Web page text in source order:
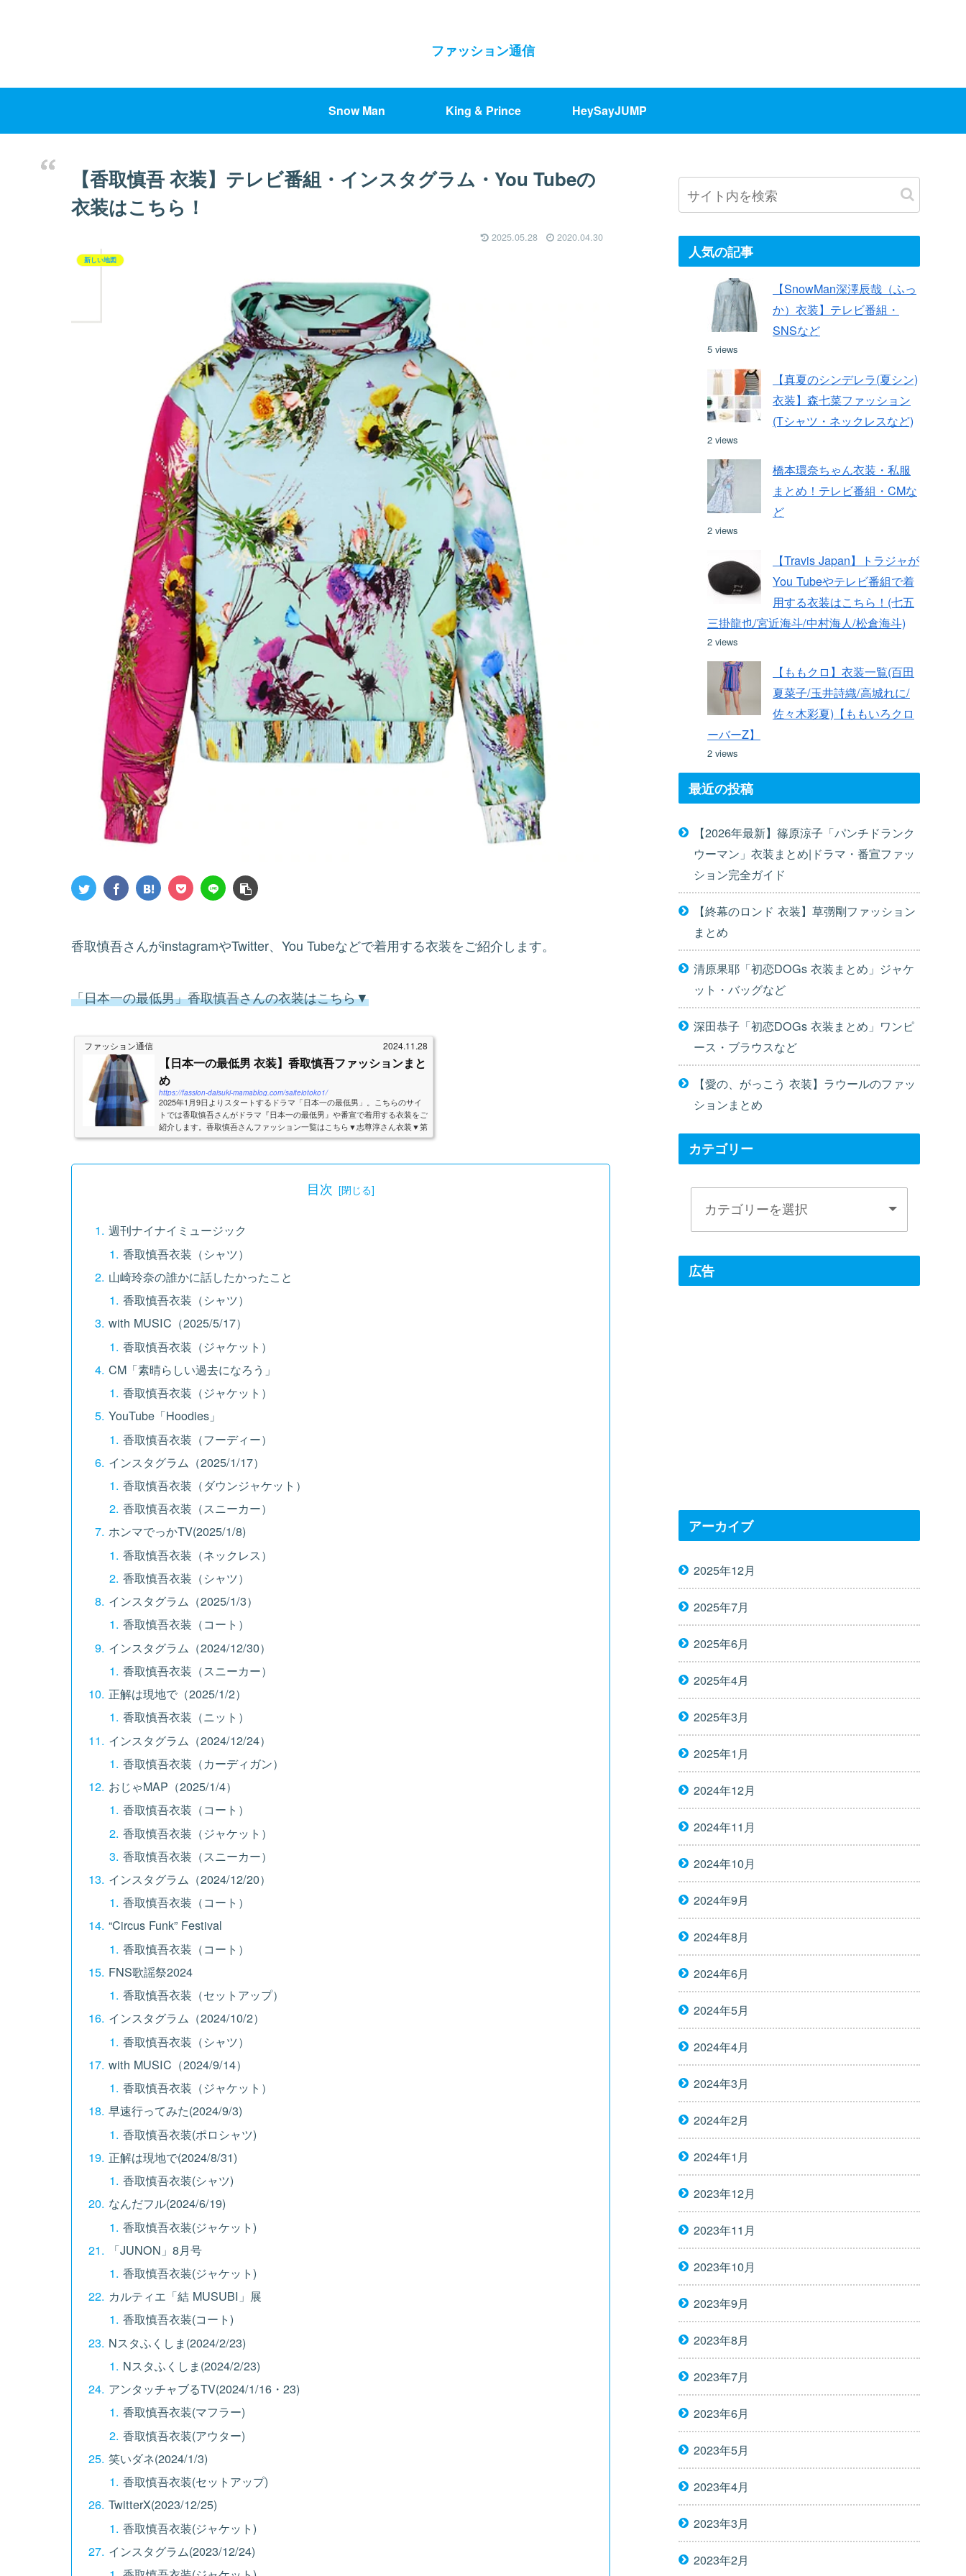
ファッション通信
Snow Man King & Prince HeySayJUMP
【香取慎吾 衣装】テレビ番組・インスタグラム・You Tubeの
衣装はこちら！
2025.05.28 2020.04.30
新しい地図
香取慎吾さんがinstagramやTwitter、You Tubeなどで着用する衣装をご紹介します。
「日本一の最低男」香取慎吾さんの衣装はこちら▼
ファッション通信 2024.11.28
【日本一の最低男 衣装】香取慎吾ファッションまと
め
https://fassion-daisuki-mamablog.com/saiteiotoko1/
2025年1月9日よりスタートするドラマ「日本一の最低男」。こちらのサイ
トでは香取慎吾さんがドラマ『日本一の最低男』や番宣で着用する衣装をご
紹介します。香取慎吾さんファッション一覧はこちら▼志尊淳さん衣装▼第
8話【日本一の最低男】香取慎吾衣装香取慎吾さんが...
目次
週刊ナイナイミュージック
香取慎吾衣装（シャツ）
山崎玲奈の誰かに話したかったこと
香取慎吾衣装（シャツ）
with MUSIC（2025/5/17）
香取慎吾衣装（ジャケット）
CM「素晴らしい過去になろう」
香取慎吾衣装（ジャケット）
YouTube「Hoodies」
香取慎吾衣装（フーディー）
インスタグラム（2025/1/17）
香取慎吾衣装（ダウンジャケット）
香取慎吾衣装（スニーカー）
ホンマでっかTV(2025/1/8)
香取慎吾衣装（ネックレス）
香取慎吾衣装（シャツ）
インスタグラム（2025/1/3）
香取慎吾衣装（コート）
インスタグラム（2024/12/30）
香取慎吾衣装（スニーカー）
正解は現地で（2025/1/2）
香取慎吾衣装（ニット）
インスタグラム（2024/12/24）
香取慎吾衣装（カーディガン）
おじゃMAP（2025/1/4）
香取慎吾衣装（コート）
香取慎吾衣装（ジャケット）
香取慎吾衣装（スニーカー）
インスタグラム（2024/12/20）
香取慎吾衣装（コート）
“Circus Funk” Festival
香取慎吾衣装（コート）
FNS歌謡祭2024
香取慎吾衣装（セットアップ）
インスタグラム（2024/10/2）
香取慎吾衣装（シャツ）
with MUSIC（2024/9/14）
香取慎吾衣装（ジャケット）
早速行ってみた(2024/9/3)
香取慎吾衣装(ポロシャツ)
正解は現地で(2024/8/31)
香取慎吾衣装(シャツ)
なんだフル(2024/6/19)
香取慎吾衣装(ジャケット)
「JUNON」8月号
香取慎吾衣装(ジャケット)
カルティエ「結 MUSUBI」展
香取慎吾衣装(コート)
Nスタふくしま(2024/2/23)
Nスタふくしま(2024/2/23)
アンタッチャブるTV(2024/1/16・23)
香取慎吾衣装(マフラー)
香取慎吾衣装(アウター)
笑いダネ(2024/1/3)
香取慎吾衣装(セットアップ)
TwitterX(2023/12/25)
香取慎吾衣装(ジャケット)
インスタグラム(2023/12/24)
人気の記事
【SnowMan深澤辰哉（ふっ
か）衣装】テレビ番組・
SNSなど
5 views
【真夏のシンデレラ(夏シン)
衣装】森七菜ファッション
(Tシャツ・ネックレスなど)
2 views
橋本環奈ちゃん衣装・私服
まとめ！テレビ番組・CMな
ど
2 views
【Travis Japan】トラジャが
You Tubeやテレビ番組で着
用する衣装はこちら！(七五
三掛龍也/宮近海斗/中村海人/松倉海斗)
2 views
【ももクロ】衣装一覧(百田
夏菜子/玉井詩織/高城れに/
佐々木彩夏)【ももいろクロ
ーバーZ】
2 views
最近の投稿
【2026年最新】篠原涼子「パンチドランク
ウーマン」衣装まとめ|ドラマ・番宣ファッ
ション完全ガイド
【終幕のロンド 衣装】草彅剛ファッション
まとめ
清原果耶「初恋DOGs 衣装まとめ」ジャケ
ット・バッグなど
深田恭子「初恋DOGs 衣装まとめ」ワンピ
ース・ブラウスなど
【愛の、がっこう 衣装】ラウールのファッ
ションまとめ
カテゴリー
広告
アーカイブ
2025年12月
2025年7月
2025年6月
2025年4月
2025年3月
2025年1月
2024年12月
2024年11月
2024年10月
2024年9月
2024年8月
2024年6月
2024年5月
2024年4月
2024年3月
2024年2月
2024年1月
2023年12月
2023年11月
2023年10月
2023年9月
2023年8月
2023年7月
2023年6月
2023年5月
2023年4月
2023年3月
2023年2月